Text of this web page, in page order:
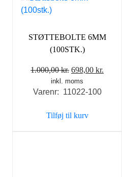
STØTTEBOLTE 6MM
(100STK.)
1.000,00kr. Den
oprindelige
pris
1.000,00 kr..
698,00 kr.
inkl. moms
Varenr: 11022-100
Tilføj til kurv